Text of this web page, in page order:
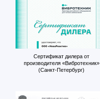
Сертификат дилера от
производителя «Вибротехник»
(Санкт-Петербург)